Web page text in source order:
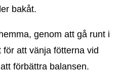
bakåt.
genom att gå runt i
att vänja fötterna vid
förbättra balansen.